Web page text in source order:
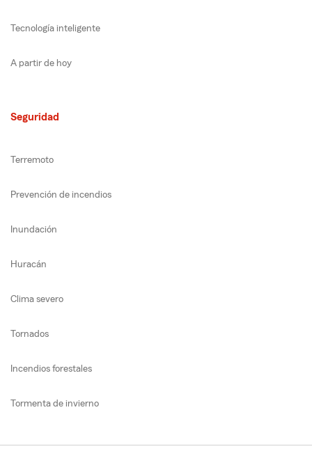
Tecnología inteligente
A partir de hoy
Seguridad
Terremoto
Prevención de incendios
Inundación
Huracán
Clima severo
Tornados
Incendios forestales
Tormenta de invierno